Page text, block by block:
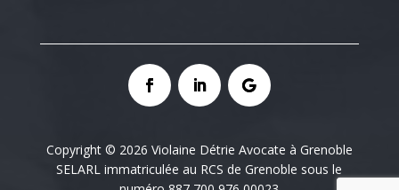
Copyright © 2026 Violaine Détrie Avocate à Grenoble
SELARL immatriculée au RCS de Grenoble sous le